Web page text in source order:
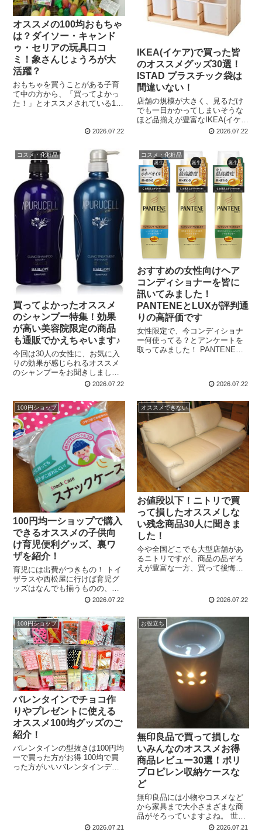
オススメの100均おもちゃ
は？ダイソー・キャンド
ゥ・セリアの玩具口コ
ミ！象さんじょうろが大
活躍？
おもちゃを買うことがある子育
て中の方から、「買ってよかっ
た！」とオススメされている100
ちゃをご紹介いただきました！
ゃが売っていて、まるでおも
ち...
2026.07.22
IKEA(イケア)で買った皆
のオススメグッズ30選！
ISTAD プラスチック袋は
間違いない！
店舗の規模が大きく、見るだけ
でも一日かかってしまいそうな
ほど品揃えが豊富なIKEA(イケ
ア)。 海外製品がいろいろあっ
IKEA(イケア)で数ある商品の中
でも、みんなに支持さ...
2026.07.22
コスメ・化粧品
買ってよかったオススメ
のシャンプー特集！効果
が高い美容院限定の商品
も通販でかえちゃいます♪
今回は30人の女性に、お気に入
りの効果が感じられるオススメ
のシャンプーをお聞きしまし
た！ 皆さん市販のものが多いで
ているというこだわりのシャン
プーもあるようです♪ ラックス
スーパーリッチシャイン ダ...
2026.07.22
コスメ・化粧品
おすすめの女性向けヘア
コンディショナーを皆に
訊いてみました！
PANTENEとLUXが評判通
りの高評価です
女性限定で、今コンディショナ
ー何使ってる？とアンケートを
取ってみました！ PANTENEシ
ショナーがたくさんありました
2026.07.22
100円ショップ
100円均一ショップで購入
できるオススメの子供向
け育児便利グッズ、裏ワ
ザを紹介！
育児には出費がつきもの！ トイ
ザラスや西松屋に行けば育児グ
ッズはなんでも揃うものの、実
は100円ショップにも多くのもの
たか？ 私はよくあるのですが、
先日トイザらスなどで買ったも
のの、後で100円ショップで...
2026.07.22
オススメできない
お値段以下！ニトリで買
って損したオススメしな
い残念商品30人に聞きま
した！
今や全国どこでも大型店舗があ
るニトリですが、商品の品ぞろ
えが豊富な一方、買って後悔し
以下♪ニトリ♪」 「お値段異常♪
ニトリ♪」 と巷でも「すぐ壊れ
2026.07.22
100円ショップ
バレンタインでチョコ作
りやプレゼントに使える
オススメ100均グッズのご
紹介！
バレンタインの型抜きは100円均
一で買った方がお得 100均で買
った方がいいバレンタインデー
2026.07.21
お役立ち
無印良品で買って損しな
いみんなのオススメお得
商品レビュー30選！ポリ
プロピレン収納ケースな
ど
無印良品には小物やコスメなど
から家具まで大小さまざまな商
品がそろっていますよね。 世界
に展開しているあの無印良品と
2026.07.21